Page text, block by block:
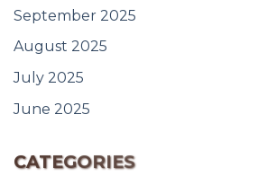
September 2025
August 2025
July 2025
June 2025
CATEGORIES